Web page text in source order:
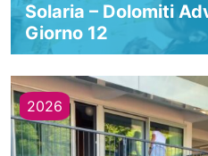
Solaria – Dolomiti
Giorno 12
2026